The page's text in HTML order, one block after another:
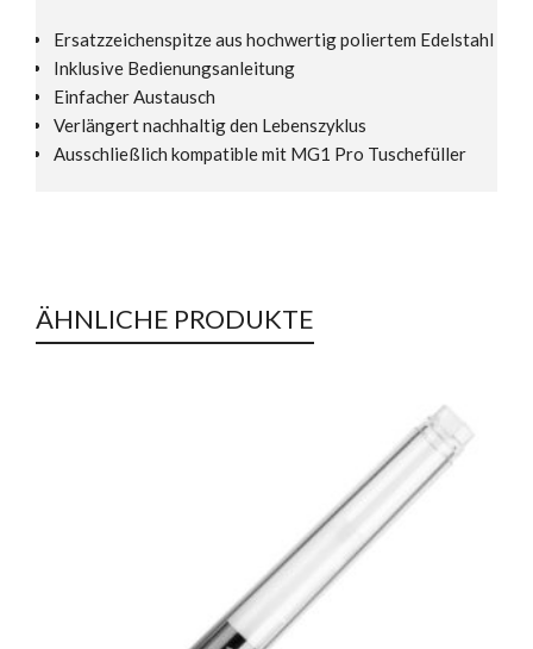
Ersatzzeichenspitze aus hochwertig poliertem Edelstahl
Inklusive Bedienungsanleitung
Einfacher Austausch
Verlängert nachhaltig den Lebenszyklus
Ausschließlich kompatible mit MG1 Pro Tuschefüller
ÄHNLICHE PRODUKTE